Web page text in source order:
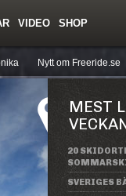
Nytt om Freeride.se
VIDEO SHOP
MEST
20
SVERIGES